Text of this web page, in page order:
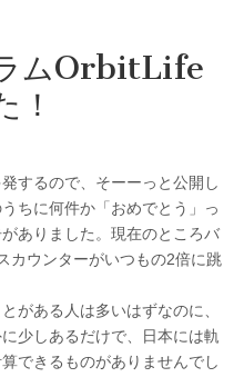
測隊
りごと
ムOrbitLife
！
するので、そーーっと公開し
ちに何件か「おめでとう」っ
ありました。現在のところバ
カウンターがいつもの2倍に跳
がある人は多いはずなのに、
少しあるだけで、日本には軌
できるものがありませんでし